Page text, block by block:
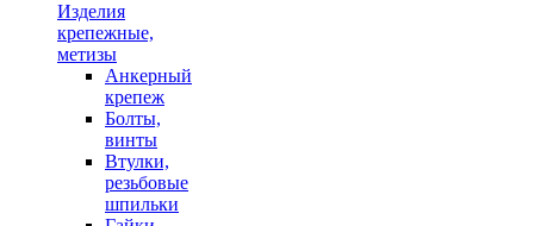
Изделия
крепежные,
метизы
Анкерный
крепеж
Болты,
винты
Втулки,
резьбовые
шпильки